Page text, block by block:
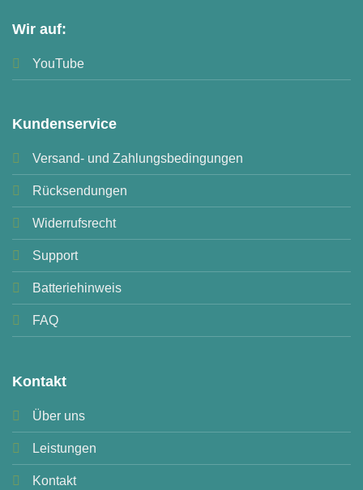
Wir auf:
YouTube
Kundenservice
Versand- und Zahlungsbedingungen
Rücksendungen
Widerrufsrecht
Support
Batteriehinweis
FAQ
Kontakt
Über uns
Leistungen
Kontakt